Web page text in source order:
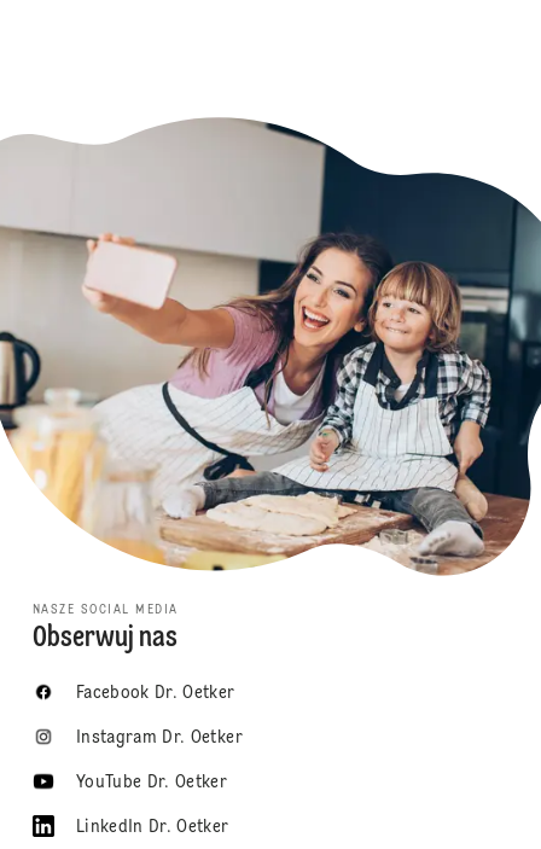
NASZE SOCIAL MEDIA
Obserwuj nas
Facebook Dr. Oetker
Instagram Dr. Oetker
YouTube Dr. Oetker
LinkedIn Dr. Oetker